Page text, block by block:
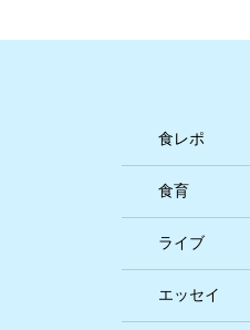
食レポ
食育
ライブ
エッセイ